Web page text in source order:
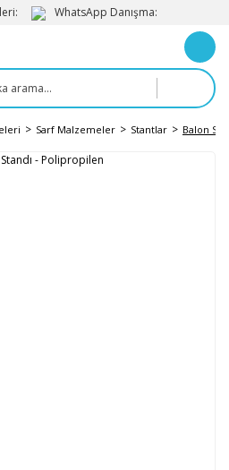
WhatsApp Danışma:
Sarf Malzemeler Stantlar Balon